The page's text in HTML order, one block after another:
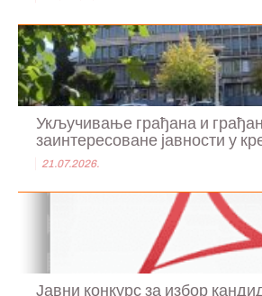
Укључивање грађана и
заинтересоване јавности у
21.07.2026.
Јавни конкурс за избор